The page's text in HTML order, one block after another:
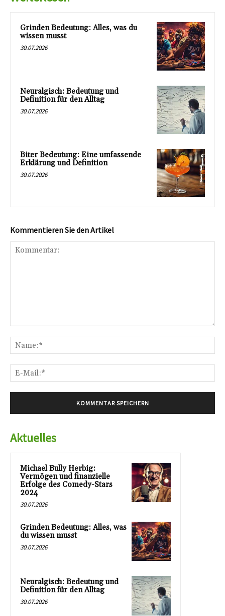
Grinden Bedeutung: Alles, was du
wissen musst
30.07.2026
Neuralgisch: Bedeutung und
Definition für den Alltag
30.07.2026
Biter Bedeutung: Eine umfassende
Erklärung und Definition
30.07.2026
Kommentieren Sie den Artikel
Aktuelles
Michael Bully Herbig:
Vermögen und finanzielle
Erfolge des Comedy-Stars
2024
30.07.2026
Grinden Bedeutung: Alles, was
du wissen musst
30.07.2026
Neuralgisch: Bedeutung und
Definition für den Alltag
30.07.2026